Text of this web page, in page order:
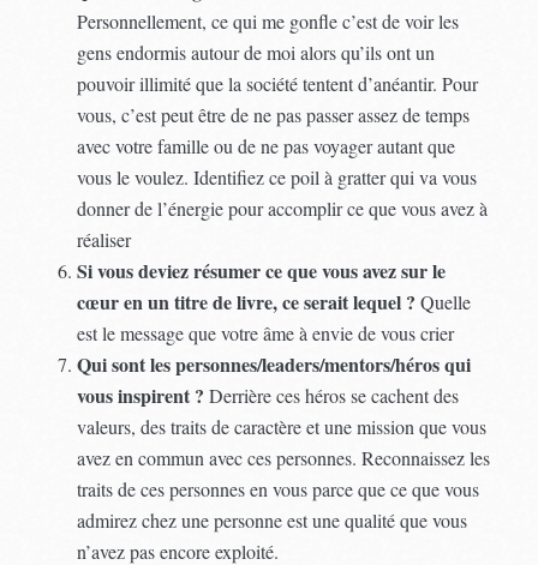
Personnellement, ce qui me gonfle c’est de voir les
gens endormis autour de moi alors qu’ils ont un
pouvoir illimité que la société tentent d’anéantir. Pour
vous, c’est peut être de ne pas passer assez de temps
avec votre famille ou de ne pas voyager autant que
vous le voulez. Identifiez ce poil à gratter qui va vous
donner de l’énergie pour accomplir ce que vous avez à
réaliser
Si vous deviez résumer ce que vous avez sur le
cœur en un titre de livre, ce serait lequel ?Quelle
est le message que votre âme à envie de vous crier
Qui sont les personnes/leaders/mentors/héros qui
vous inspirent ?Derrière ces héros se cachent des
valeurs, des traits de caractère et une mission que vous
avez en commun avec ces personnes. Reconnaissez les
traits de ces personnes en vous parce que ce que vous
admirez chez une personne est une qualité que vous
n’avez pas encore exploité.